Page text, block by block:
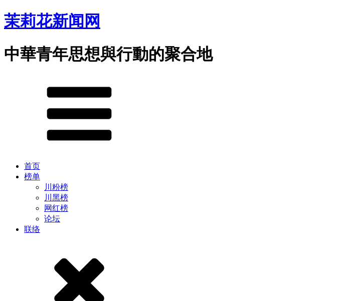
茉莉花新闻网
中華青年思想與行動的聚合地
首页
榜单
川粉榜
川黑榜
网红榜
论坛
联络